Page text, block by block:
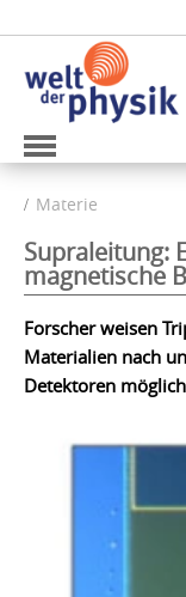
Materie
Supraleitung:
magnetische
Forscher weisen
Materialien nach
Detektoren möglich